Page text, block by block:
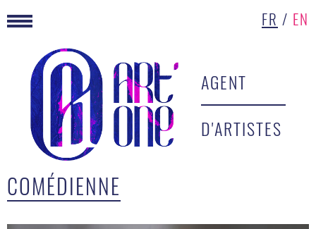
FR / EN
AGENT
D'ARTISTES
COMÉDIENNE